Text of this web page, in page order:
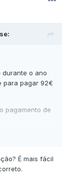
durante o ano
para pagar 92€
pagamento de
É mais fácil